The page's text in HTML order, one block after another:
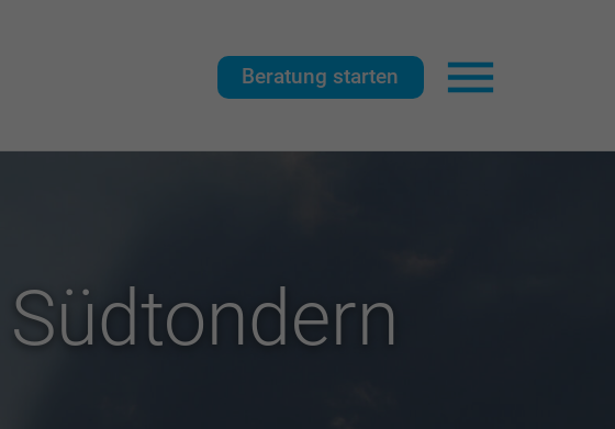
Beratung starten